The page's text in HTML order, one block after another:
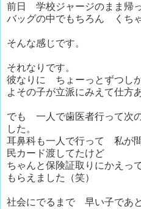
前日 学校ジャージのまま帰
バッグの中でもちろん くち
そんな感じです。
それなりです。
彼なりに ちょーっとずつしか
よその子が立派にみえて仕方
でも 一人で歯医者行って次
した。
耳鼻科も一人で行って 私が
民カード渡してたけど
ちゃんと保険証取りにかえ
もらえました（笑）
社会にでるまで 早い子であと